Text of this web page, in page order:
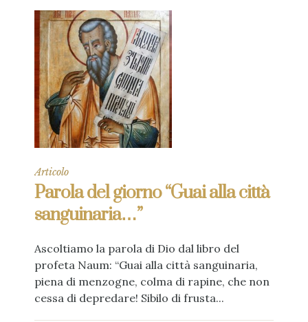
Articolo
Parola del giorno “Guai alla città
sanguinaria…”
Ascoltiamo la parola di Dio dal libro del
profeta Naum: “Guai alla città sanguinaria,
piena di menzogne, colma di rapine, che non
cessa di depredare! Sibilo di frusta...